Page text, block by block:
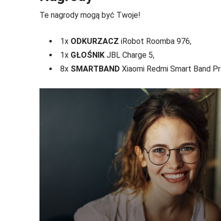
Te nagrody mogą być Twoje!
1x ODKURZACZ iRobot Roomba 976,
1x GŁOŚNIK JBL Charge 5,
8x SMARTBAND Xiaomi Redmi Smart Band